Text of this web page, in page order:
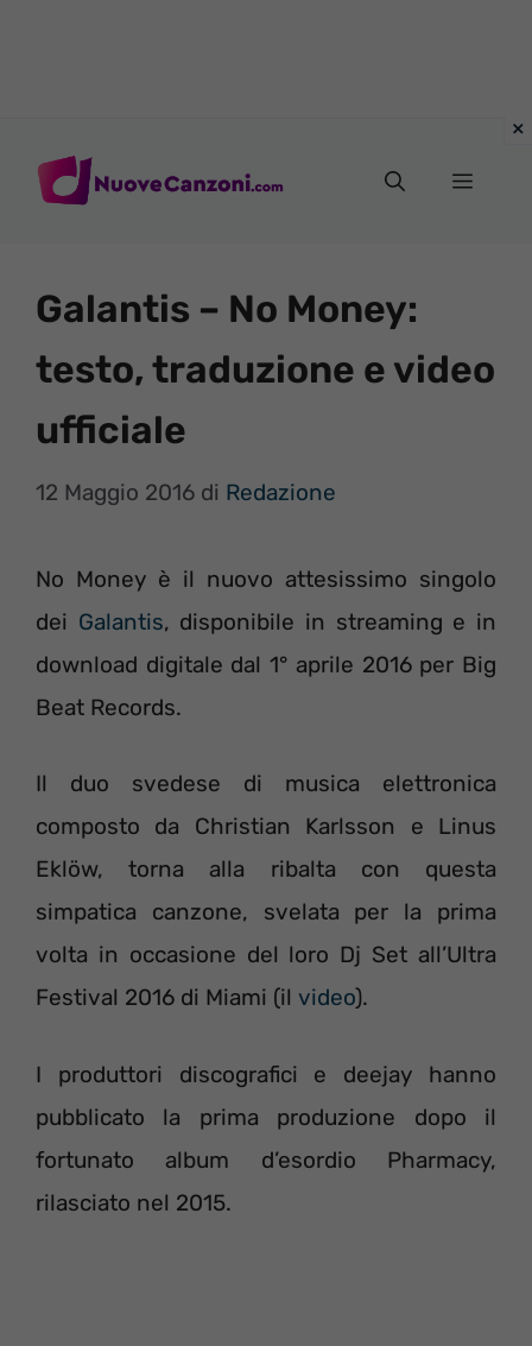
Menu
Galantis – No Money:
testo, traduzione e video
ufficiale
12 Maggio 2016 di Redazione
No Money è il nuovo attesissimo singolo
dei Galantis, disponibile in streaming e in
download digitale dal 1° aprile 2016 per Big
Beat Records.
Il duo svedese di musica elettronica
composto da Christian Karlsson e Linus
Eklöw, torna alla ribalta con questa
simpatica canzone, svelata per la prima
volta in occasione del loro Dj Set all’Ultra
Festival 2016 di Miami (il video).
I produttori discografici e deejay hanno
pubblicato la prima produzione dopo il
fortunato album d’esordio Pharmacy,
rilasciato nel 2015.